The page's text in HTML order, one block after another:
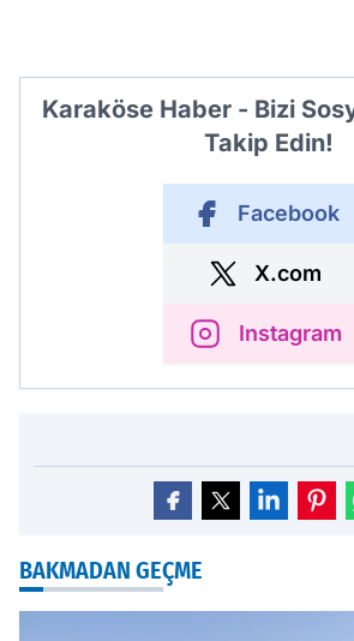
Karaköse Haber - Bizi
Takip Edin!
Facebook
X.com
Instagram
BAKMADAN GEÇME